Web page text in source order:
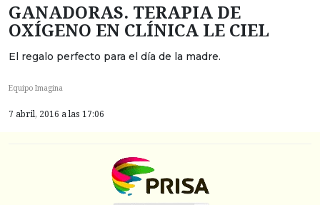
GANADORAS. TERAPIA DE
OXÍGENO EN CLÍNICA LE CIEL
El regalo perfecto para el día de la madre.
Equipo Imagina
7 abril, 2016 a las 17:06